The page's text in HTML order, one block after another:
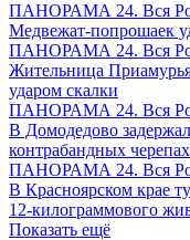
ПАНОРАМА 24. Вся
Медвежат-попрошаек
ПАНОРАМА 24. Вся
Жительница
ударом скалки
ПАНОРАМА 24. Вся
В Домодедово
контрабандных черепах
ПАНОРАМА 24. Вся
В Красноярском крае
12-килограммового
Показать ещё